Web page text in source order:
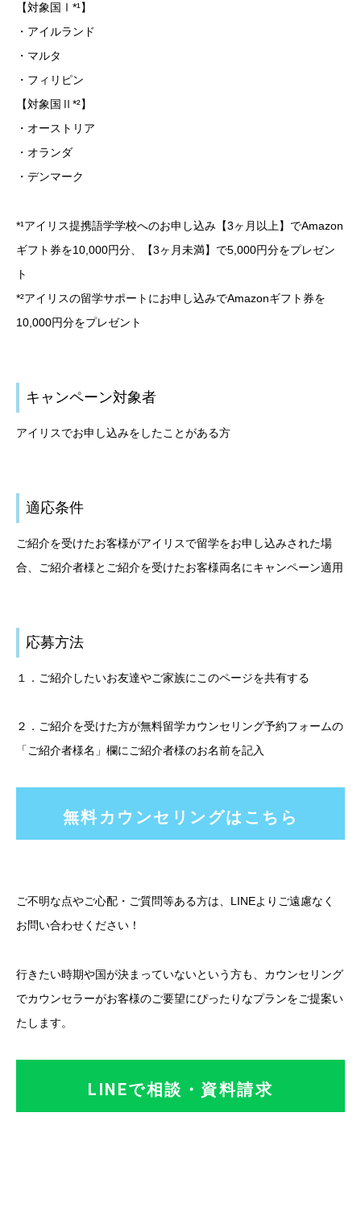
【対象国Ⅰ*¹】
・アイルランド
・マルタ
・フィリピン
【対象国Ⅱ*²】
・オーストリア
・オランダ
・デンマーク
*¹アイリス提携語学学校へのお申し込み【3ヶ月以上】でAmazon
ギフト券を10,000円分、【3ヶ月未満】で5,000円分をプレゼン
ト
*²アイリスの留学サポートにお申し込みでAmazonギフト券を
10,000円分をプレゼント
キャンペーン対象者
アイリスでお申し込みをしたことがある方
適応条件
ご紹介を受けたお客様がアイリスで留学をお申し込みされた場
合、ご紹介者様とご紹介を受けたお客様両名にキャンペーン適用
応募方法
１．ご紹介したいお友達やご家族にこのページを共有する
２．ご紹介を受けた方が無料留学カウンセリング予約フォームの
「ご紹介者様名」欄にご紹介者様のお名前を記入
無料カウンセリングはこちら
ご不明な点やご心配・ご質問等ある方は、LINEよりご遠慮なく
お問い合わせください！
行きたい時期や国が決まっていないという方も、カウンセリング
でカウンセラーがお客様のご要望にぴったりなプランをご提案い
たします。
LINEで相談・資料請求